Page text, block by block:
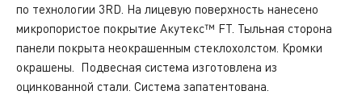
по технологии 3RD. На лицевую поверхность нанесено
микропористое покрытие Акутекс™ FT. Тыльная сторона
панели покрыта неокрашенным стеклохолстом. Кромки
окрашены. Подвесная система изготовлена из
оцинкованной стали. Система запатентована.